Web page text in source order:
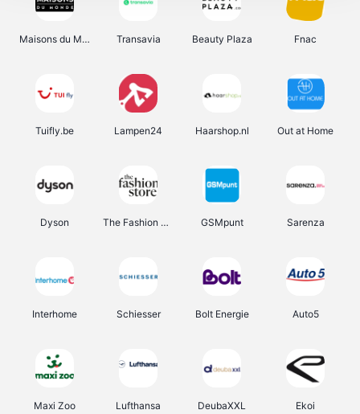
Maisons du Monde Transavia Beauty Plaza Fnac
Tuifly.be Lampen24 Haarshop.nl Out at Home
Dyson The Fashion Store GSMpunt Sarenza
Interhome Schiesser Bolt Energie Auto5
Maxi Zoo Lufthansa DeubaXXL Ekoi